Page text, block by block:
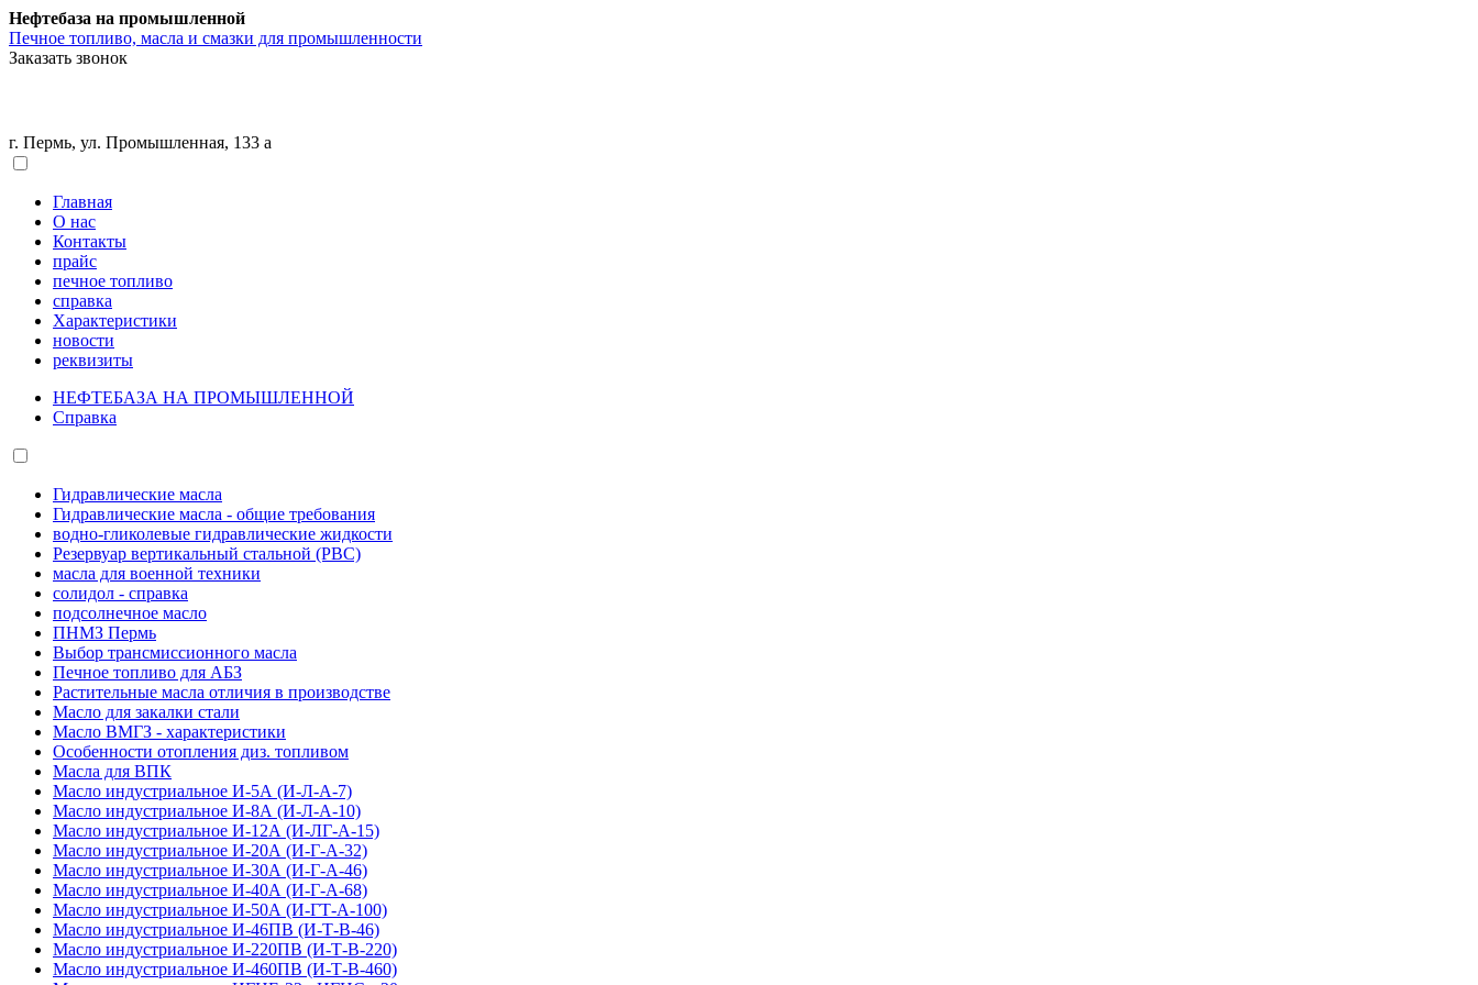
Нефтебаза на промышленной
Печное топливо, масла и смазки для промышленности
Заказать звонок
г. Пермь, ул. Промышленная, 133 а
Главная
О нас
Контакты
прайс
печное топливо
справка
Характеристики
новости
реквизиты
НЕФТЕБАЗА НА ПРОМЫШЛЕННОЙ
Справка
Гидравлические масла
Гидравлические масла - общие требования
водно-гликолевые гидравлические жидкости
Резервуар вертикальный стальной (РВС)
масла для военной техники
солидол - справка
подсолнечное масло
ПНМЗ Пермь
Выбор трансмиссионного масла
Печное топливо для АБЗ
Растительные масла отличия в производстве
Масло для закалки стали
Масло ВМГЗ - характеристики
Особенности отопления диз. топливом
Масла для ВПК
Масло индустриальное И-5А (И-Л-А-7)
Масло индустриальное И-8А (И-Л-А-10)
Масло индустриальное И-12А (И-ЛГ-А-15)
Масло индустриальное И-20А (И-Г-А-32)
Масло индустриальное И-30А (И-Г-А-46)
Масло индустриальное И-40А (И-Г-А-68)
Масло индустриальное И-50А (И-ГТ-А-100)
Масло индустриальное И-46ПВ (И-Т-В-46)
Масло индустриальное И-220ПВ (И-Т-В-220)
Масло индустриальное И-460ПВ (И-Т-В-460)